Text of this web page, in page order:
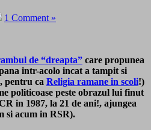
1 Comment »
de “dreapta” care propunea
intr-acolo incat a tampit si
pentru ca Religia ramane in scoli!)
politicoase peste obrazul lui finut
in 1987, la 21 de ani!, ajungea
si acum in RSR).